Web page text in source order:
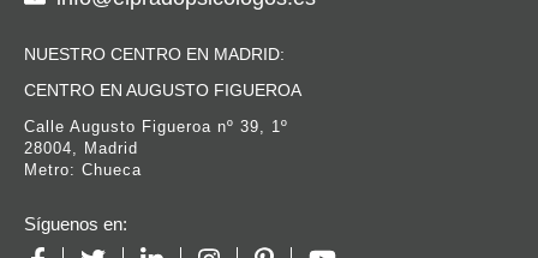
NUESTRO CENTRO EN MADRID:
CENTRO EN AUGUSTO FIGUEROA
Calle Augusto Figueroa nº 39, 1º
28004, Madrid
Metro: Chueca
Síguenos en: